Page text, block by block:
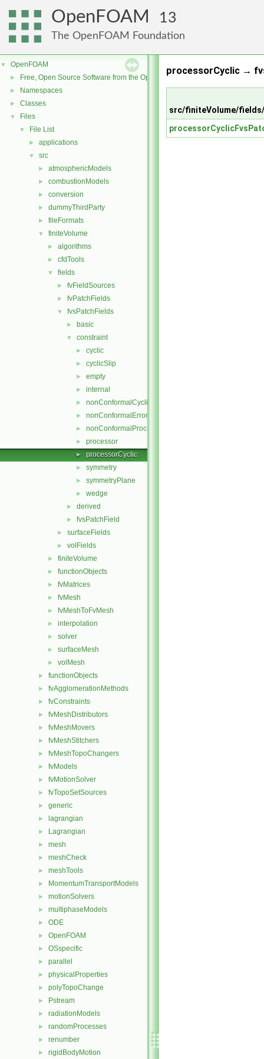
OpenFOAM 13
The OpenFOAM Foundation
▼ OpenFOAM
► Free, Open Source Software from the OpenFOAM Foundation
► Namespaces
► Classes
▼ Files
▼ File List
► applications
▼ src
► atmosphericModels
► combustionModels
► conversion
► dummyThirdParty
► fileFormats
▼ finiteVolume
► algorithms
► cfdTools
▼ fields
► fvFieldSources
► fvPatchFields
▼ fvsPatchFields
► basic
▼ constraint
► cyclic
► cyclicSlip
► empty
► internal
► nonConformalCyclic
► nonConformalError
► nonConformalProcessorCyclic
► processor
► processorCyclic
► symmetry
► symmetryPlane
► wedge
► derived
► fvsPatchField
► surfaceFields
► volFields
► finiteVolume
► functionObjects
► fvMatrices
► fvMesh
► fvMeshToFvMesh
► interpolation
► solver
► surfaceMesh
► volMesh
► functionObjects
► fvAgglomerationMethods
► fvConstraints
► fvMeshDistributors
► fvMeshMovers
► fvMeshStitchers
► fvMeshTopoChangers
► fvModels
► fvMotionSolver
► fvTopoSetSources
► generic
► lagrangian
► Lagrangian
► mesh
► meshCheck
► meshTools
► MomentumTransportModels
► motionSolvers
► multiphaseModels
► ODE
► OpenFOAM
► OSspecific
► parallel
► physicalProperties
► polyTopoChange
► Pstream
► radiationModels
► randomProcesses
► renumber
► rigidBodyMotion
processorCyclic →
src/finiteVolume/